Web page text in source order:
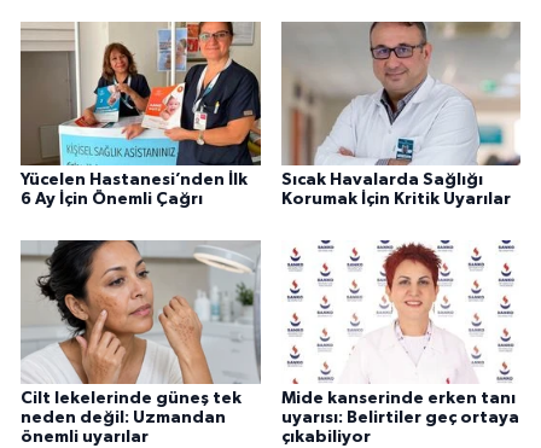
Yücelen Hastanesi’nden İlk
6 Ay İçin Önemli Çağrı
Sıcak Havalarda Sağlığı
Korumak İçin Kritik Uyarılar
Cilt lekelerinde güneş tek
neden değil: Uzmandan
önemli uyarılar
Mide kanserinde erken tanı
uyarısı: Belirtiler geç ortaya
çıkabiliyor